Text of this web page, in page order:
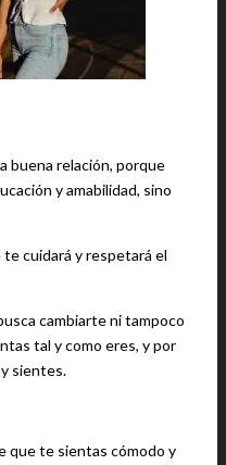
buena relación, porque
y amabilidad, sino
te cuidará y respetará el
cambiarte ni tampoco
tal y como eres, y por
sientes.
que te sientas cómodo y